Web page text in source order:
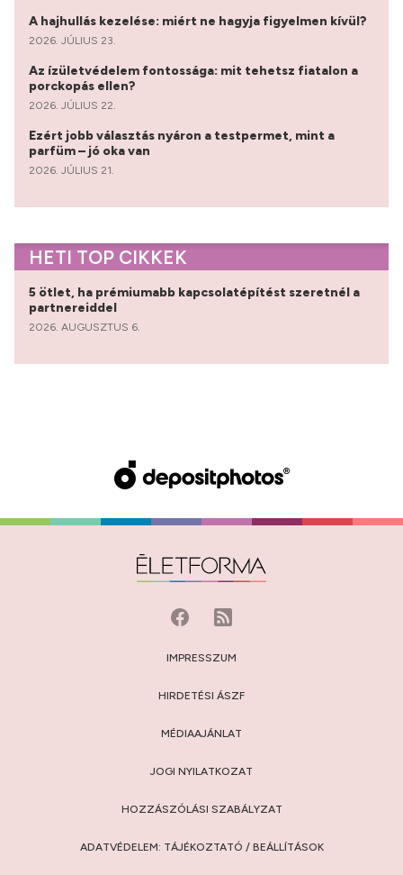
A hajhullás kezelése: miért ne hagyja figyelmen kívül?
2026. JÚLIUS 23.
Az ízületvédelem fontossága: mit tehetsz fiatalon a
porckopás ellen?
2026. JÚLIUS 22.
Ezért jobb választás nyáron a testpermet, mint a
parfüm – jó oka van
2026. JÚLIUS 21.
HETI TOP CIKKEK
5 ötlet, ha prémiumabb kapcsolatépítést szeretnél a
partnereiddel
2026. AUGUSZTUS 6.
IMPRESSZUM
HIRDETÉSI ÁSZF
MÉDIAAJÁNLAT
JOGI NYILATKOZAT
HOZZÁSZÓLÁSI SZABÁLYZAT
ADATVÉDELEM: TÁJÉKOZTATÓ / BEÁLLÍTÁSOK